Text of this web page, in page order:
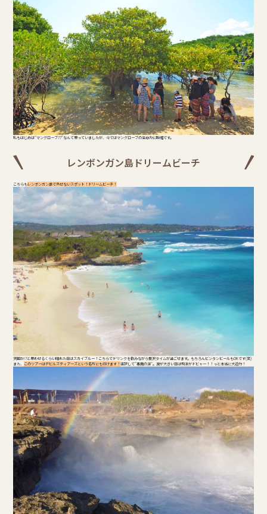
私もはじめは"マングローブ??"なんて思っていましたが、今ではマングローブの生命力に脱帽です。
レンボンガン島ドリームビーチ
こちらもレンボンガン島で外せないスポット！ドリームビーチ！
天国か!?と思わせるくらい晴れた日はスカイブルー！こちらでドリンクを飲みながら贅沢タイムが過ごせます。もちろんビンタンビールもOKです(笑)
また、 このツアーはデビルズティアーズという名所にも行けます！直訳して"悪魔の涙"。波が大きい日は飛沫がドビャー！！っと本当に大迫力！